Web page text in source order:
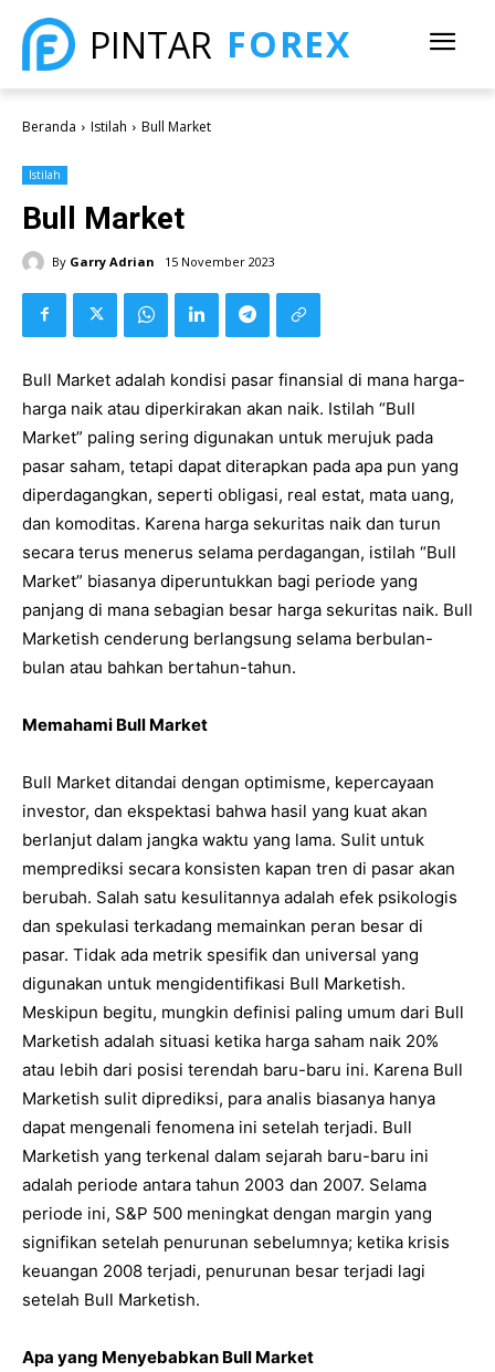
PINTAR FOREX
Beranda Istilah Bull Market
Istilah
Bull Market
By Garry Adrian 15 November 2023
Bull Market adalah kondisi pasar finansial di mana harga-
harga naik atau diperkirakan akan naik. Istilah “Bull
Market” paling sering digunakan untuk merujuk pada
pasar saham, tetapi dapat diterapkan pada apa pun yang
diperdagangkan, seperti obligasi, real estat, mata uang,
dan komoditas. Karena harga sekuritas naik dan turun
secara terus menerus selama perdagangan, istilah “Bull
Market” biasanya diperuntukkan bagi periode yang
panjang di mana sebagian besar harga sekuritas naik. Bull
Marketish cenderung berlangsung selama berbulan-
bulan atau bahkan bertahun-tahun.
Memahami Bull Market
Bull Market ditandai dengan optimisme, kepercayaan
investor, dan ekspektasi bahwa hasil yang kuat akan
berlanjut dalam jangka waktu yang lama. Sulit untuk
memprediksi secara konsisten kapan tren di pasar akan
berubah. Salah satu kesulitannya adalah efek psikologis
dan spekulasi terkadang memainkan peran besar di
pasar. Tidak ada metrik spesifik dan universal yang
digunakan untuk mengidentifikasi Bull Marketish.
Meskipun begitu, mungkin definisi paling umum dari Bull
Marketish adalah situasi ketika harga saham naik 20%
atau lebih dari posisi terendah baru-baru ini. Karena Bull
Marketish sulit diprediksi, para analis biasanya hanya
dapat mengenali fenomena ini setelah terjadi. Bull
Marketish yang terkenal dalam sejarah baru-baru ini
adalah periode antara tahun 2003 dan 2007. Selama
periode ini, S&P 500 meningkat dengan margin yang
signifikan setelah penurunan sebelumnya; ketika krisis
keuangan 2008 terjadi, penurunan besar terjadi lagi
setelah Bull Marketish.
Apa yang Menyebabkan Bull Market